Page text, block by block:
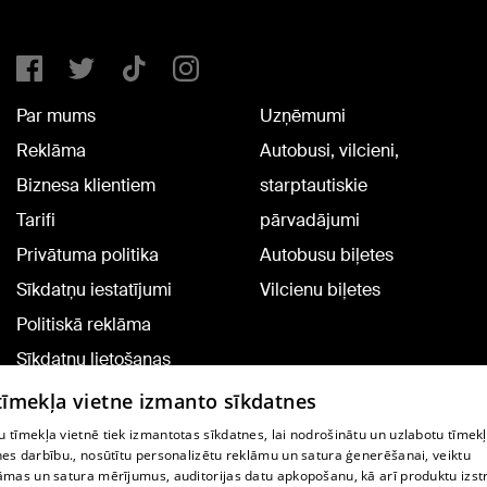
Par mums
Reklāma
Biznesa klientiem
Tarifi
Privātuma politika
Sīkdatņu iestatījumi
Politiskā reklāma
Sīkdatņu lietošanas
noteikumi
Komentāru pievienošana
Uzņēmumi
Autobusi, vilcieni,
starptautiskie
pārvadājumi
Autobusu biļetes
Vilcienu biļetes
TV programma
vietne izmanto sīkdatnes
tīmekļa vietnē tiek izmantotas sīkdatnes, lai nodrošinātu un uzlabotu
darbību., nosūtītu personalizētu reklāmu un satura ģenerēšanai, veiktu
un satura mērījumus, auditorijas datu apkopošanu, kā arī produktu